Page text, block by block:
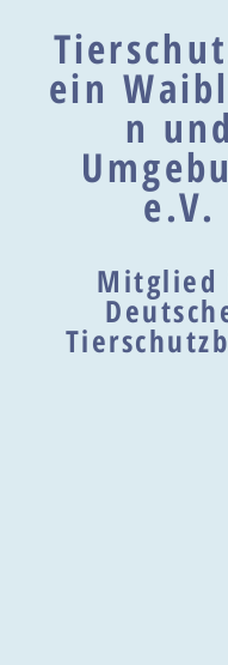
ein
n und
e.V.
Mitglied